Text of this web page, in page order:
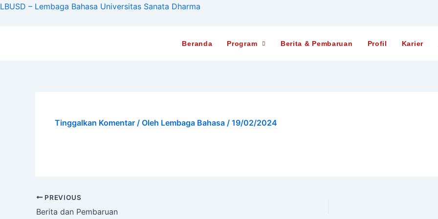
Lewati
LBUSD – Lembaga Bahasa Universitas Sanata Dharma
Beranda Program Berita & Pembaruan Profil Karier
Tinggalkan Komentar / Oleh Lembaga Bahasa / 19/02/2024
PREVIOUS
Berita dan Pembaruan